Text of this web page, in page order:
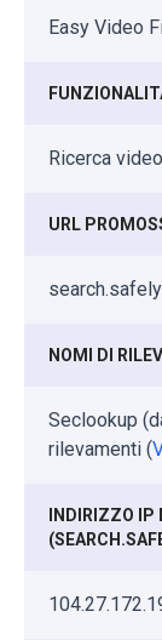
Easy Video
Ricerca
URL
NOMI DI
Seclookup
rilevamenti (
INDIRIZZO IP